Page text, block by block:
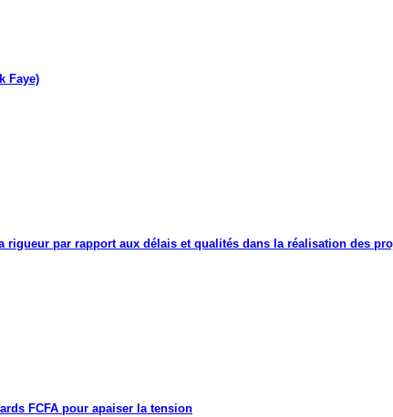
Faye)
par rapport aux délais et qualités dans la réalisation des
FCFA pour apaiser la tension